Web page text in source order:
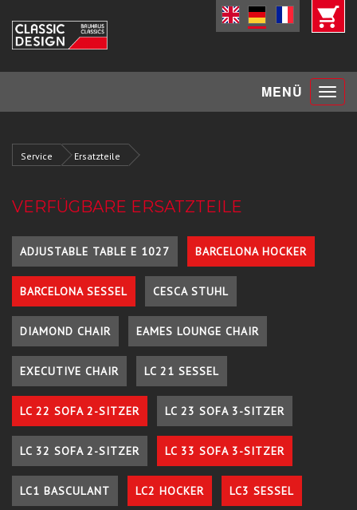
MENÜ Toggle
Service Ersatzteile
VERFÜGBARE ERSATZTEILE
ADJUSTABLE TABLE E 1027 BARCELONA HOCKER
BARCELONA SESSEL CESCA STUHL
DIAMOND CHAIR EAMES LOUNGE CHAIR
EXECUTIVE CHAIR LC 21 SESSEL
LC 22 SOFA 2-SITZER LC 23 SOFA 3-SITZER
LC 32 SOFA 2-SITZER LC 33 SOFA 3-SITZER
LC1 BASCULANT LC2 HOCKER LC3 SESSEL